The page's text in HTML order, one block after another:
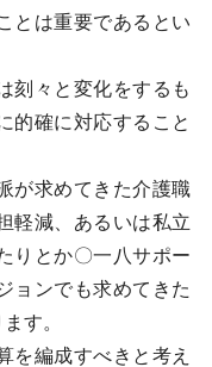
とは重要であるとい
刻々と変化をするも
的確に対応すること
が求めてきた介護職
軽減、あるいは私立
りとか〇一八サポー
ョンでも求めてきた
す。
編成すべきと考え